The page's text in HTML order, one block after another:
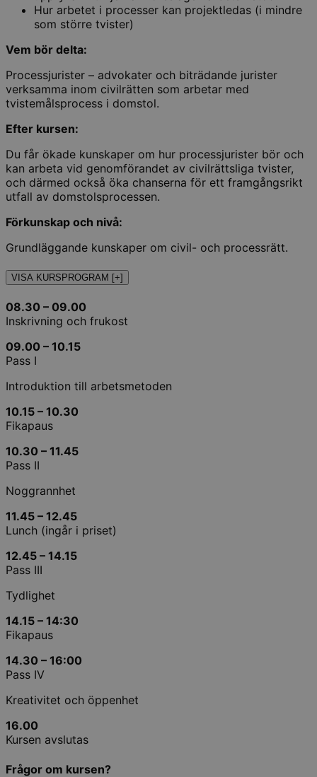
Hur arbetet i processer kan projektledas (i mindre
som större tvister)
Vem bör delta:
Processjurister – advokater och biträdande jurister
verksamma inom civilrätten som arbetar med
tvistemålsprocess i domstol.
Efter kursen:
Du får ökade kunskaper om hur processjurister bör och
kan arbeta vid genomförandet av civilrättsliga tvister,
och därmed också öka chanserna för ett framgångsrikt
utfall av domstolsprocessen.
Förkunskap och nivå:
Grundläggande kunskaper om civil- och processrätt.
VISA KURSPROGRAM [+]
08.30 – 09.00
Inskrivning och frukost
09.00 – 10.15
Pass I
Introduktion till arbetsmetoden
10.15 – 10.30
Fikapaus
10.30 – 11.45
Pass II
Noggrannhet
11.45 – 12.45
Lunch (ingår i priset)
12.45 – 14.15
Pass III
Tydlighet
14.15 – 14:30
Fikapaus
14.30 – 16:00
Pass IV
Kreativitet och öppenhet
16.00
Kursen avslutas
Frågor om kursen?